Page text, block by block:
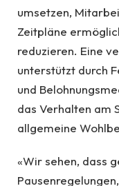
umsetzen,
Zeitpläne
reduzieren. Eine
unterstützt durch
und
das Verhalten am
allgemeine
«Wir sehen, dass